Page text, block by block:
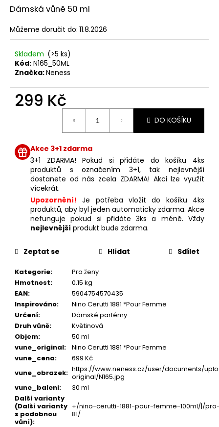
z
5
Dámská vůně 50 ml
Můžeme doručit do: 11.8.2026
Skladem (>5 ks)
Kód: N165_50ML
Značka:Neness
299 Kč
DO KOŠÍKU
Akce 3+1 zdarma
3+1 ZDARMA! Pokud si přidáte do košíku 4ks
produktů s označením 3+1, tak nejlevnější
dostanete od nás zcela ZDARMA! Akci lze využít
vícekrát.
Upozornění! Je potřeba vložit do košíku 4ks
produktů, aby byl jeden automaticky zdarma. Akce
nefunguje pokud si přidáte 3ks a méně. Vždy
nejlevnější produkt bude zdarma.
Kategorie:
Pro ženy
Hmotnost:
0.15 kg
EAN:
5904754570435
Inspirováno:
Nino Cerutti 1881 *Pour Femme
Určení:
Dámské parfémy
Druh vůně:
Květinová
Objem:
50 ml
vune_original:
Nino Cerutti 1881 *Pour Femme
vune_cena:
699 Kč
vune_obrazek: https://www.neness.cz/user/documents/
original/N165.jpg
vune_baleni:
30 ml
Další varianty
(Další varianty
s podobnou
vůní):
+/nino-cerutti-1881-pour-femme-100ml/|/
81/
Zeptat se Hlídat Sdílet
u
e
e
NENESSSI
129